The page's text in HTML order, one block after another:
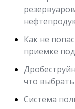
Как не
приемке
что
Система